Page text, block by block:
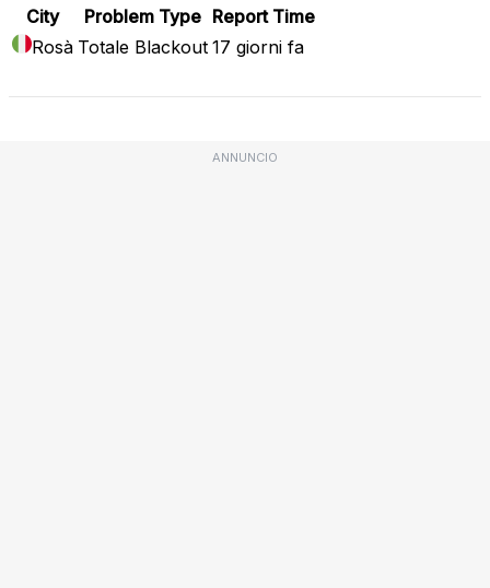
City Problem Type Report Time
Rosà Totale Blackout 17 giorni fa
ANNUNCIO